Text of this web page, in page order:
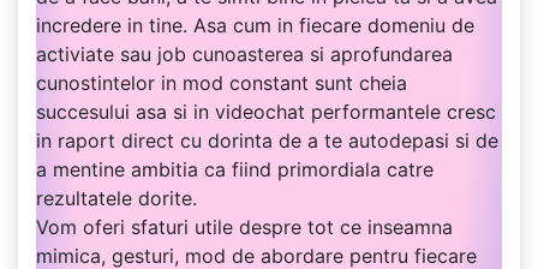
incredere in tine. Asa cum in fiecare domeniu de
activiate sau job cunoasterea si aprofundarea
cunostintelor in mod constant sunt cheia
succesului asa si in videochat performantele cresc
in raport direct cu dorinta de a te autodepasi si de
a mentine ambitia ca fiind primordiala catre
rezultatele dorite.
Vom oferi sfaturi utile despre tot ce inseamna
mimica, gesturi, mod de abordare pentru fiecare